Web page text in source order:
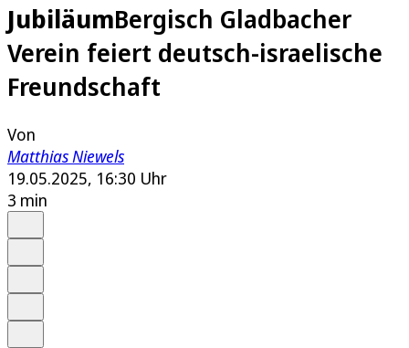
JubiläumBergisch Gladbacher
Verein feiert deutsch-israelische
Freundschaft
Von
Matthias Niewels
19.05.2025, 16:30 Uhr
3 min